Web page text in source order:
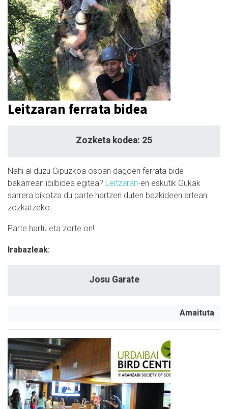
Leitzaran ferrata bidea
Zozketa kodea: 25
Nahi al duzu Gipuzkoa osoan dagoen ferrata bide
bakarrean ibilbidea egitea? Leitzaran-en eskutik Gukak
sarrera bikotza du parte hartzen duten bazkideen artean
zozkatzeko.
Parte hartu eta zorte on!
Irabazleak:
Josu Garate
Amaituta